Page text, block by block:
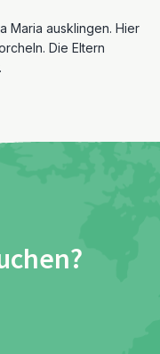
Maria ausklingen. Hier
Die Eltern